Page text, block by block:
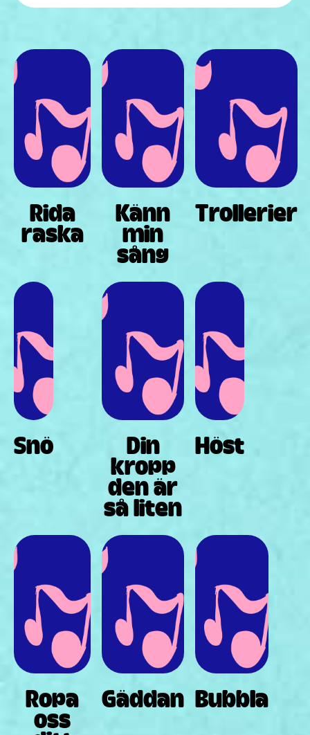
Rida
raska
Känn
min
sång
Trollerier
Snö Din
kropp
den är
så liten
Höst
Ropa
oss
Gäddan Bubbla